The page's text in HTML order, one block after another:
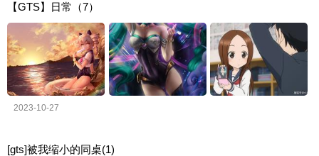
【GTS】日常（7）
2023-10-27
[gts]被我缩小的同桌(1)